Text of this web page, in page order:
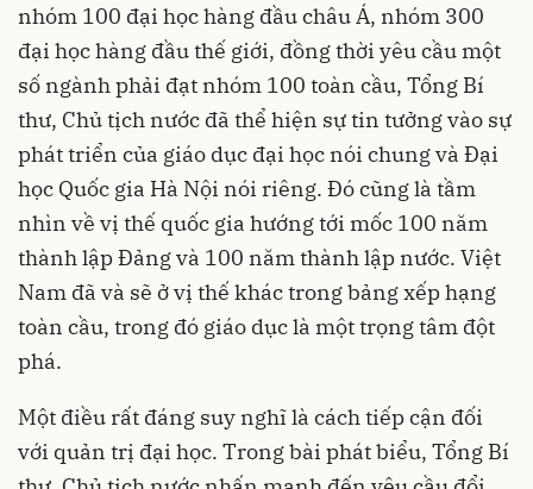
nhóm 100 đại học hàng đầu châu Á, nhóm 300
đại học hàng đầu thế giới, đồng thời yêu cầu một
số ngành phải đạt nhóm 100 toàn cầu, Tổng Bí
thư, Chủ tịch nước đã thể hiện sự tin tưởng vào sự
phát triển của giáo dục đại học nói chung và Đại
học Quốc gia Hà Nội nói riêng. Đó cũng là tầm
nhìn về vị thế quốc gia hướng tới mốc 100 năm
thành lập Đảng và 100 năm thành lập nước. Việt
Nam đã và sẽ ở vị thế khác trong bảng xếp hạng
toàn cầu, trong đó giáo dục là một trọng tâm đột
phá.
Một điều rất đáng suy nghĩ là cách tiếp cận đối
với quản trị đại học. Trong bài phát biểu, Tổng Bí